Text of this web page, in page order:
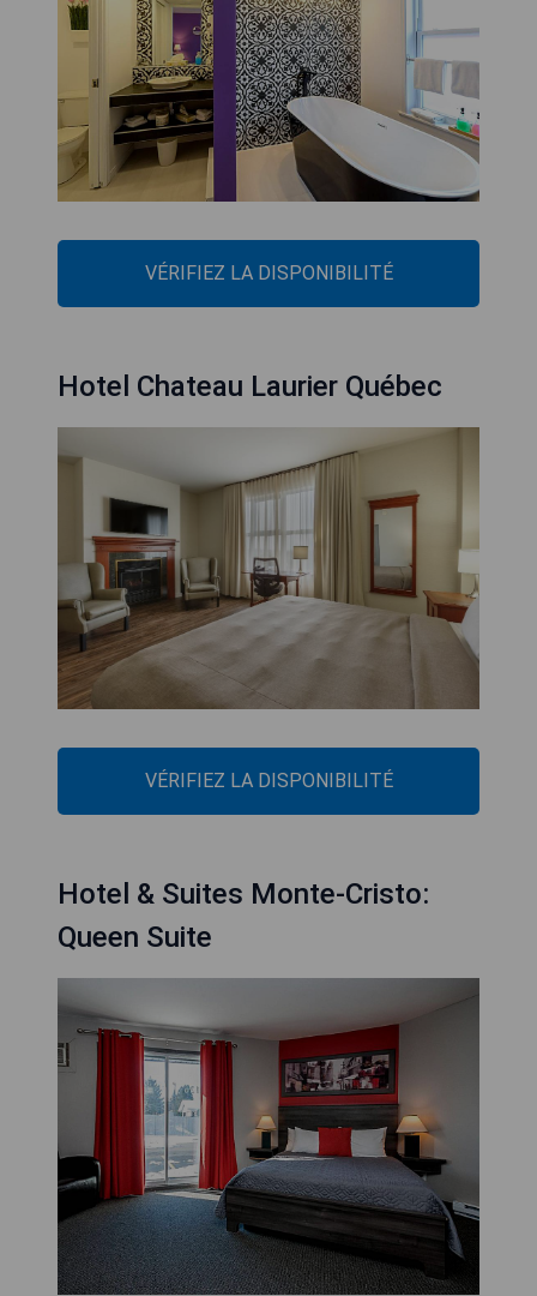
VÉRIFIEZ LA DISPONIBILITÉ
Hotel Chateau Laurier Québec
VÉRIFIEZ LA DISPONIBILITÉ
Hotel & Suites Monte-Cristo:
Queen Suite